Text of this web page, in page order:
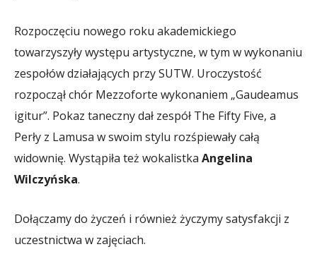
Rozpoczęciu nowego roku akademickiego
towarzyszyły występu artystyczne, w tym w wykonaniu
zespołów działających przy SUTW. Uroczystość
rozpoczął chór Mezzoforte wykonaniem „Gaudeamus
igitur”. Pokaz taneczny dał zespół The Fifty Five, a
Perły z Lamusa w swoim stylu rozśpiewały całą
widownię. Wystąpiła też wokalistka Angelina
Wilczyńska.
Dołączamy do życzeń i również życzymy satysfakcji z
uczestnictwa w zajęciach.